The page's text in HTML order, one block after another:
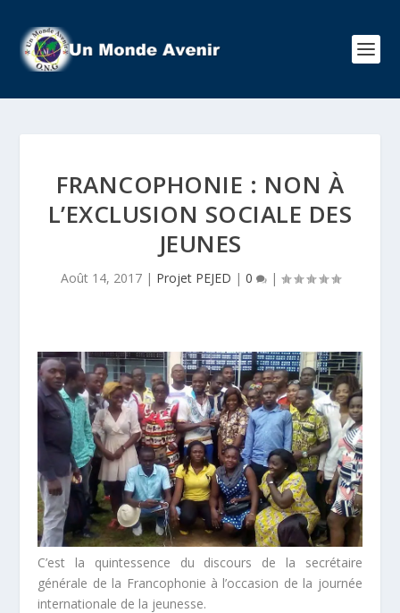
FRANCOPHONIE : NON À
L’EXCLUSION SOCIALE DES
JEUNES
Août 14, 2017| Projet PEJED | 0 |
C’est la quintessence du discours de la secrétaire
générale de la Francophonie à l’occasion de la journée
internationale de la jeunesse.